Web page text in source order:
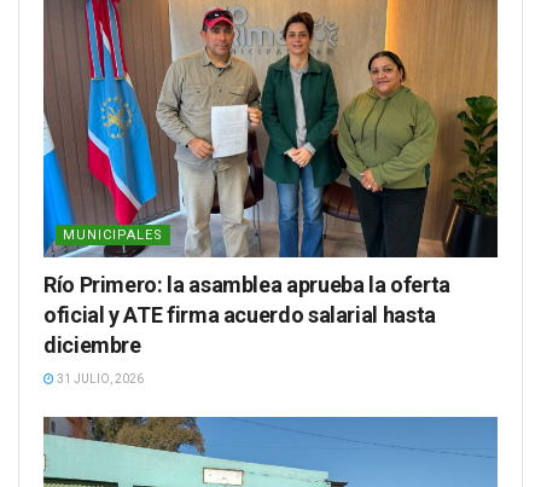
MUNICIPALES
Río Primero: la asamblea aprueba la oferta
oficial y ATE firma acuerdo salarial hasta
diciembre
31 JULIO, 2026